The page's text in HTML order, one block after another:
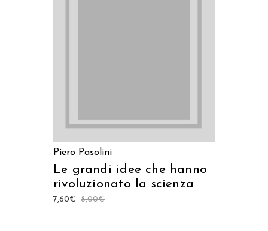
Piero Pasolini
Le grandi idee che hanno
rivoluzionato la scienza
8,00€
7,60€